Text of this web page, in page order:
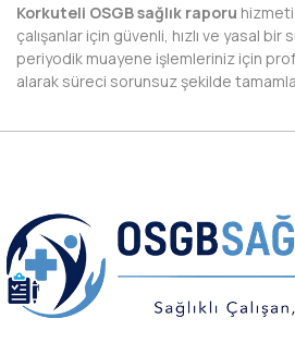
ISPARTA
KAHRAMANMARAŞ
KASTAMONU
KAYSERİ
Korkuteli OSGB sağlık raporu
çalışanlar için güvenli, hızlı ve yasal bir
periyodik muayene işlemleriniz için
alarak süreci sorunsuz şekilde